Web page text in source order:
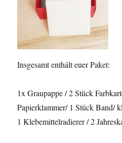
Insgesamt enthält euer Paket:
1x Graupappe / 2 Stück
Papierklammer/ 1 Stück Band/
1 Klebemittelradierer / 2